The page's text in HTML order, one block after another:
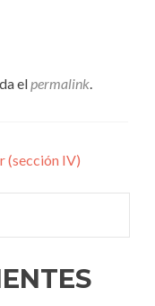
elpermalink.
(sección IV)